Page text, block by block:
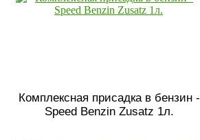
Комплексная присадка в бензин -
Speed Benzin Zusatz 1л.